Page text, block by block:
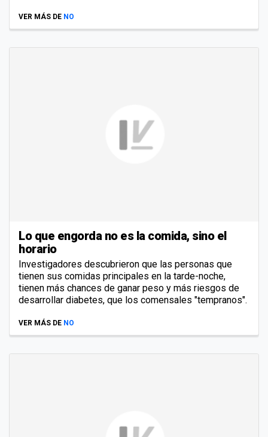
VER MÁS DE NO
Lo que engorda no es la comida, sino el
horario
Investigadores descubrieron que las personas que
tienen sus comidas principales en la tarde-noche,
tienen más chances de ganar peso y más riesgos de
desarrollar diabetes, que los comensales "tempranos".
VER MÁS DE NO